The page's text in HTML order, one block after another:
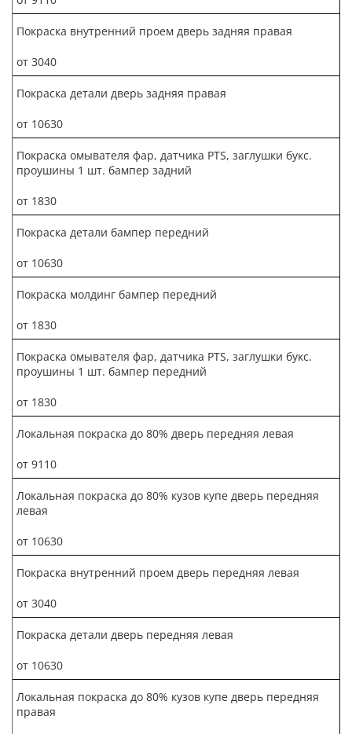
Покраска внутренний проем дверь задняя правая
от 3040
Покраска детали дверь задняя правая
от 10630
Покраска омывателя фар, датчика PTS, заглушки букс.
проушины 1 шт. бампер задний
от 1830
Покраска детали бампер передний
от 10630
Покраска молдинг бампер передний
от 1830
Покраска омывателя фар, датчика PTS, заглушки букс.
проушины 1 шт. бампер передний
от 1830
Локальная покраска до 80% дверь передняя левая
от 9110
Локальная покраска до 80% кузов купе дверь передняя
левая
от 10630
Покраска внутренний проем дверь передняя левая
от 3040
Покраска детали дверь передняя левая
от 10630
Локальная покраска до 80% кузов купе дверь передняя
правая